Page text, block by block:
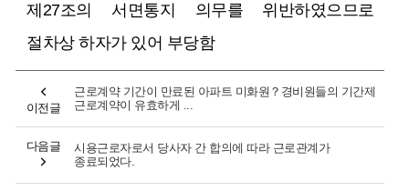
제27조의 서면통지 의무를 위반하였으므로
절차상 하자가 있어 부당함
이전글
근로계약 기간이 만료된 아파트 미화원？경비원들의 기간제
근로계약이 유효하게 ...
다음글
시용근로자로서 당사자 간 합의에 따라 근로관계가
종료되었다.